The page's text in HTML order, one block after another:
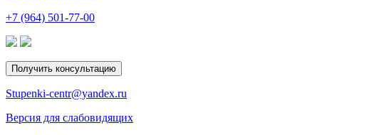
+7 (964) 501-77-00
Получить консультацию
Stupenki-centr@yandex.ru
Версия для слабовидящих